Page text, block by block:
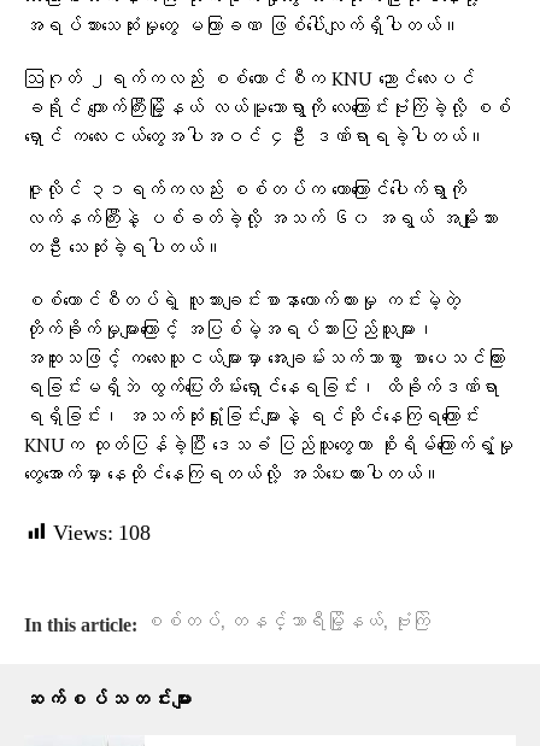
အရပ်သားသေဆုံးမှုတွေ မကြာခဏ ဖြစ်ပေါ်လျက်ရှိပါတယ်။
ဩဂုတ် ၂ရက်ကလည်း စစ်ကောင်စီက KNU ညောင်လေးပင်
ခရိုင် ကျောက်ကြီးမြို့နယ် လယ်မူသောရွာကို လေကြောင်းဗုံးကြဲခဲ့လို့ စစ်
ရှောင် ကလေးငယ်တွေအပါအဝင် ၄ဦး ဒဏ်ရာရခဲ့ပါတယ်။
ဇူလိုင် ၃၁ရက်ကလည်း စစ်တပ်က တောကြောင်ပေါက်ရွာကို
လက်နက်ကြီးနဲ့ ပစ်ခတ်ခဲ့လို့ အသက် ၆၀ အရွယ် အမျိုးသား
တဦး သေဆုံးခဲ့ရပါတယ်။
စစ်ကောင်စီတပ်ရဲ့ လူသားချင်းစာနာထောက်ထားမှု ကင်းမဲ့တဲ့
တိုက်ခိုက်မှုများကြောင့် အပြစ်မဲ့အရပ်သားပြည်သူများ၊
အထူးသဖြင့် ကလေးသူငယ်များမှာ အေးချမ်းသက်သာစွာ စာပေသင်ကြား
ရခြင်းမရှိဘဲ ထွက်ပြေးတိမ်းရှောင်နေရခြင်း၊ ထိခိုက်ဒဏ်ရာ
ရရှိခြင်း၊ အသက်ဆုံးရှုံးခြင်းများနဲ့ ရင်ဆိုင်နေကြရကြောင်း
KNUက ထုတ်ပြန်ခဲ့ပြီး ဒေသခံ ပြည်သူတွေဟာ စိုးရိမ်ကြောက်ရွံ့မှု
တွေအောက်မှာ နေထိုင်နေကြရတယ်လို့ အသိပေးထားပါတယ်။
Views: 108
In this article: စစ်တပ်, တနင်္သာရီမြို့နယ်, ဗုံးကြဲ
ဆက်စပ်သတင်းများ